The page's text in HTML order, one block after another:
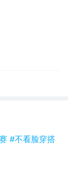
#不看脸穿搭